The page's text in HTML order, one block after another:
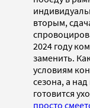
вторым,
2024 году
заменить.
условиям
сезона, а
готовится
просто